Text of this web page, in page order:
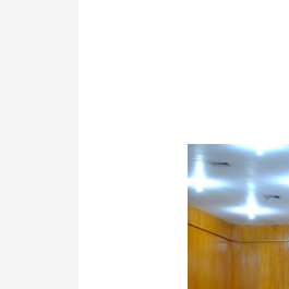
Seminar
Sakramen
dan
Sakramentali